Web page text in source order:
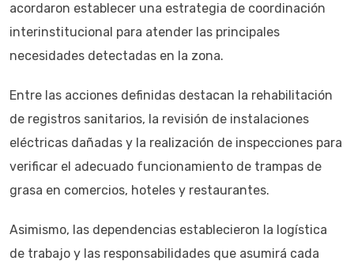
acordaron establecer una estrategia de coordinación
interinstitucional para atender las principales
necesidades detectadas en la zona.
Entre las acciones definidas destacan la rehabilitación
de registros sanitarios, la revisión de instalaciones
eléctricas dañadas y la realización de inspecciones para
verificar el adecuado funcionamiento de trampas de
grasa en comercios, hoteles y restaurantes.
Asimismo, las dependencias establecieron la logística
de trabajo y las responsabilidades que asumirá cada